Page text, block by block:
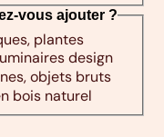
vous ajouter ?
plantes
design
objets bruts
bois naturel